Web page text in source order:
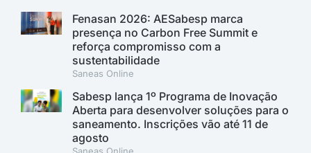
Fenasan 2026: AESabesp marca
presença no Carbon Free Summit e
reforça compromisso com a
sustentabilidade
Saneas Online
Sabesp lança 1º Programa de Inovação
Aberta para desenvolver soluções para o
saneamento. Inscrições vão até 11 de
agosto